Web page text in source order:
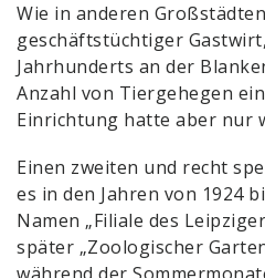
Wie in anderen
geschäftstüchtiger
Jahrhunderts an der
Anzahl von Tiergehegen
Einrichtung hatte aber nur
Einen zweiten und recht
es in den Jahren von 1924
Namen „Filiale des
später „Zoologischer